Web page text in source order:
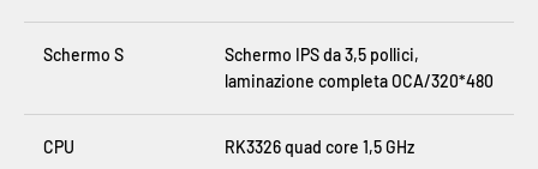
Schermo S
Schermo IPS da 3,5 pollici,
laminazione completa OCA/320*480
CPU RK3326 quad core 1,5 GHz